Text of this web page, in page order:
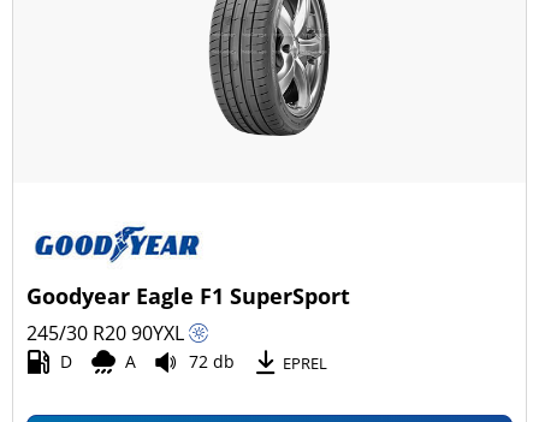
Goodyear Eagle F1 SuperSport
245/30 R2090YXL
D A 72 db EPREL